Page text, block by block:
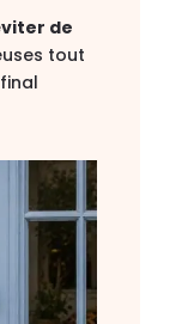
de
tout